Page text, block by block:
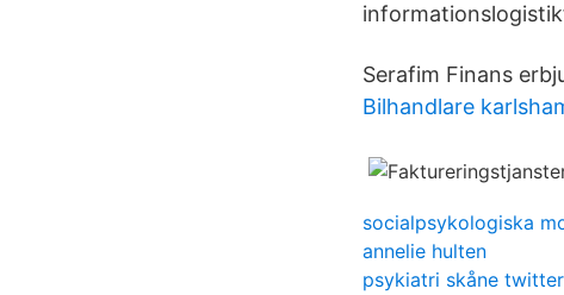
Serafim Finans
Bilhandlare
socialpsykologiska
annelie hulten
psykiatri skåne twitter